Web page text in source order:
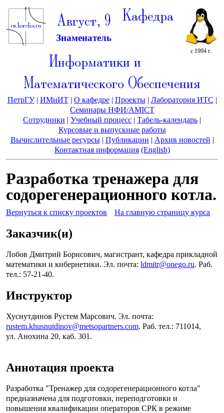
Август, 9
Знаменатель
с 1994 г.
Кафедра
Информатики и
Математического Обеспечения
ПетрГУ| ИМиИТ| О кафедре| Проекты| Лаборатория ИТС |
Семинары НФИ/AMICT
Сотрудники | Учебный процесс | Табель-календарь |
Курсовые и выпускные работы
Вычислительные ресурсы| Публикации | Архив новостей |
Контактная информация (English)
Разработка тренажера для
содорегенерационного котла.
Вернуться к списку проектов На главную страницу курса
Заказчик(и)
Лобов Дмитрий Борисович, магистрант, кафедра прикладной
математики и кибернетики. Эл. почта: ldmitr@onego.ru. Раб.
тел.: 57-21-40.
Инструктор
Хуснутдинов Рустем Марсович. Эл. почта:
rustem.khusnutdinov@metsopartners.com. Раб. тел.: 711014,
ул. Анохина 20, каб. 301.
Аннотация проекта
Разработка "Тренажер для содорегенерационного котла"
предназначена для подготовки, переподготовки и
повышения квалификации операторов СРК в режиме